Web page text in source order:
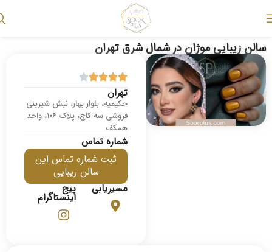
سالن زیبایی موژان در شمال شرق تهران
تهران
حکیمیه، بلوار بهار، نبش شیرینی
فروشی سه کاج، پلاک 106، واحد
همکف
شماره تماس
ثبت شماره تماس این
سالن زیبایی
مسیریابی
پیج
اینستاگرام